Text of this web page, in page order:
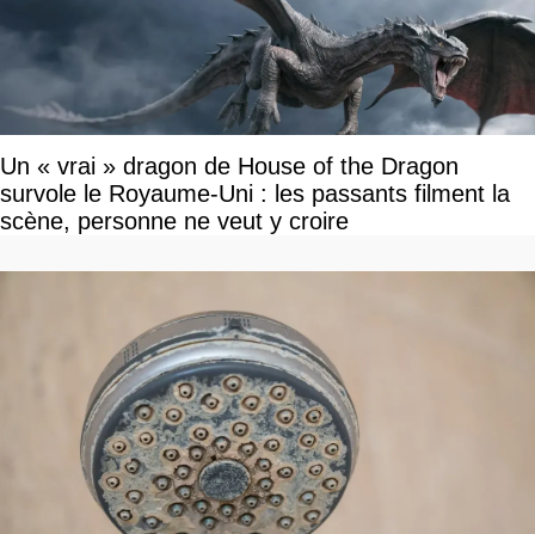
Un « vrai » dragon de House of the Dragon
survole le Royaume-Uni : les passants filment la
scène, personne ne veut y croire